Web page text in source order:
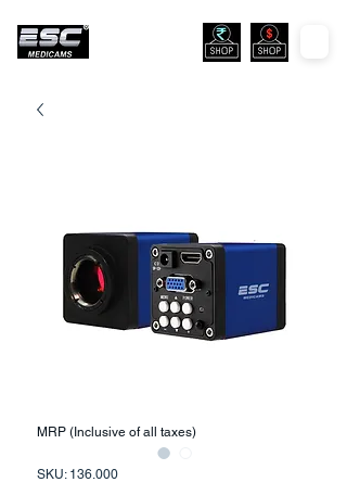
SKU: 136.000
MRP (Inclusive of all taxes)